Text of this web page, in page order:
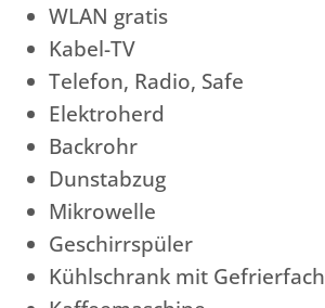
WLAN gratis
Kabel-TV
Telefon, Radio, Safe
Elektroherd
Backrohr
Dunstabzug
Mikrowelle
Geschirrspüler
Kühlschrank mit Gefrierfach